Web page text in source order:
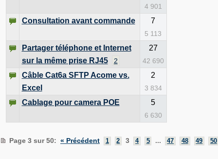
4 901
Consultation avant commande 7
5 113
Partager téléphone et Internet
sur la même prise RJ45
2
27
42 690
Câble Cat6a SFTP Acome vs.
Excel
2
3 834
Cablage pour camera POE 5
6 630
Page 3 sur 50: « Précédent 1 2 3 4 5 ... 47 48 49 50